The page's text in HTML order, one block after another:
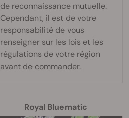
de reconnaissance mutuelle.
Cependant, il est de votre
responsabilité de vous
renseigner sur les lois et les
régulations de votre région
avant de commander.
Royal Bluematic